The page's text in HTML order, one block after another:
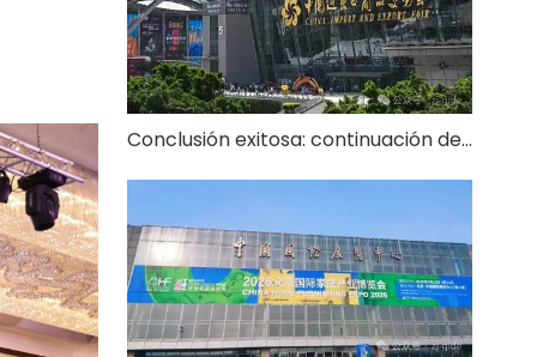
Conclusión exitosa: continuación de un nuevo capítulo de cooperación global